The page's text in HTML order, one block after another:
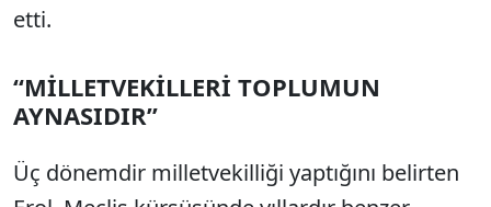
etti.
“MİLLETVEKİLLERİ TOPLUMUN
AYNASIDIR”
Üç dönemdir milletvekilliği yaptığını belirten